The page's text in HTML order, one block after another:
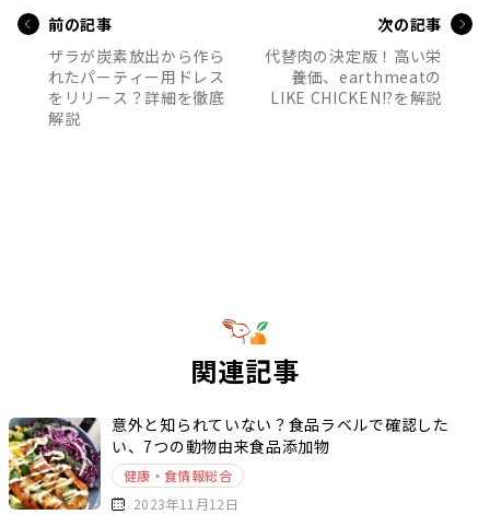
前の記事
ザラが炭素放出から作ら
れたパーティー用ドレス
をリリース？詳細を徹底
解説
次の記事
代替肉の決定版！高い栄
養価、earthmeatの
LIKE CHICKEN!?を解説
関連記事
意外と知られていない？食品ラベルで確認した
い、7つの動物由来食品添加物
健康・食情報総合
2023年11月12日